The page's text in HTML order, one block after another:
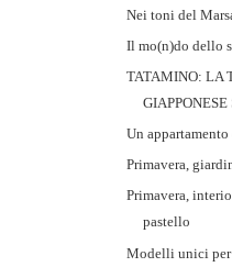
Nei toni del
Il mo(n)do dello
TATAMINO: LA
GIAPPONESE
Un
Primavera,
Primavera,
pastello
Modelli unici